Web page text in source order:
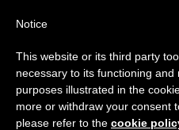
ETIQUETA
Posts
Notice
This website or its third party
necessary to its functioning
purposes illustrated in the
more or withdraw your consent
please refer to the cookie